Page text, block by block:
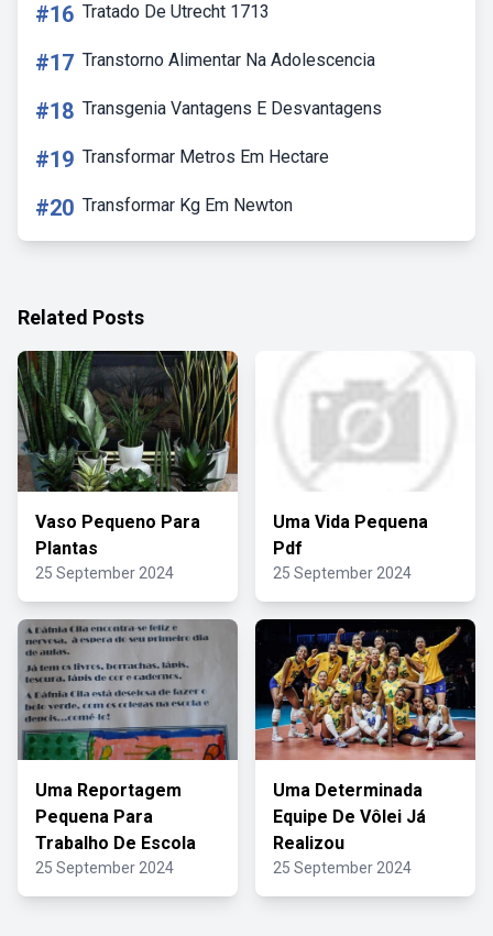
#16 Tratado De Utrecht 1713
#17 Transtorno Alimentar Na Adolescencia
#18 Transgenia Vantagens E Desvantagens
#19 Transformar Metros Em Hectare
#20 Transformar Kg Em Newton
Related Posts
Vaso Pequeno Para
Plantas
25 September 2024
Uma Vida Pequena
Pdf
25 September 2024
Uma Reportagem
Pequena Para
Trabalho De Escola
25 September 2024
Uma Determinada
Equipe De Vôlei Já
Realizou
25 September 2024